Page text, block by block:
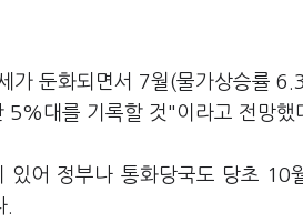
가 둔화되면서 7월(물가상승률
5%대를 기록할 것"이라고 전망했
있어 정부나 통화당국도 당초 10